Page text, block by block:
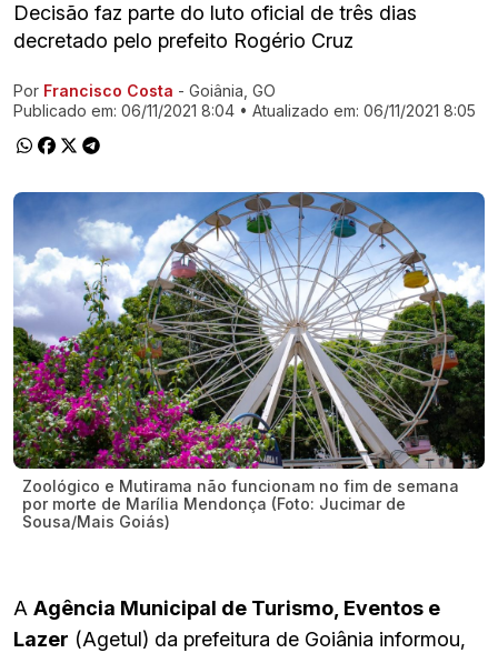
Decisão faz parte do luto oficial de três dias
decretado pelo prefeito Rogério Cruz
Ir direto pra matéria
Por Francisco Costa - Goiânia, GO
Publicado em: 06/11/2021 8:04 • Atualizado em: 06/11/2021 8:05
Zoológico e Mutirama não funcionam no fim de semana
por morte de Marília Mendonça (Foto: Jucimar de
Sousa/Mais Goiás)
A Agência Municipal de Turismo, Eventos e
Lazer (Agetul) da prefeitura de Goiânia informou,